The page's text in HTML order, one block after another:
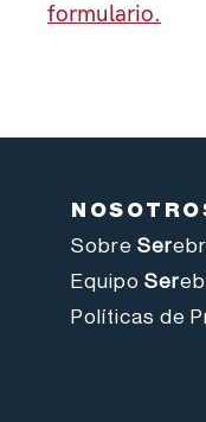
formulario.
Sobre Ser
Equipo Ser
Políticas de